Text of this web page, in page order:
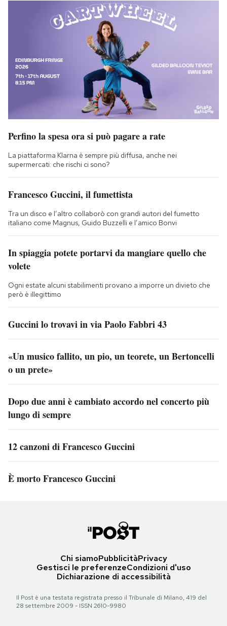
Perfino la spesa ora si può pagare a rate
La piattaforma Klarna è sempre più diffusa, anche nei
supermercati: che rischi ci sono?
Francesco Guccini, il fumettista
Tra un disco e l’altro collaborò con grandi autori del fumetto
italiano come Magnus, Guido Buzzelli e l’amico Bonvi
In spiaggia potete portarvi da mangiare quello che
volete
Ogni estate alcuni stabilimenti provano a imporre un divieto che
però è illegittimo
Guccini lo trovavi in via Paolo Fabbri 43
«Un musico fallito, un pio, un teorete, un Bertoncelli
o un prete»
Dopo due anni è cambiato accordo nel concerto più
lungo di sempre
12 canzoni di Francesco Guccini
È morto Francesco Guccini
Chi siamoPubblicitàPrivacy
Gestisci le preferenzeCondizioni d'uso
Dichiarazione di accessibilità
Il Post è una testata registrata presso il Tribunale di Milano, 419 del
28 settembre 2009 - ISSN 2610-9980